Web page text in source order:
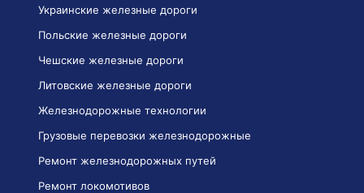
Украинские железные дороги
Польские железные дороги
Чешские железные дороги
Литовские железные дороги
Железнодорожные технологии
Грузовые перевозки железнодорожные
Ремонт железнодорожных путей
Ремонт локомотивов